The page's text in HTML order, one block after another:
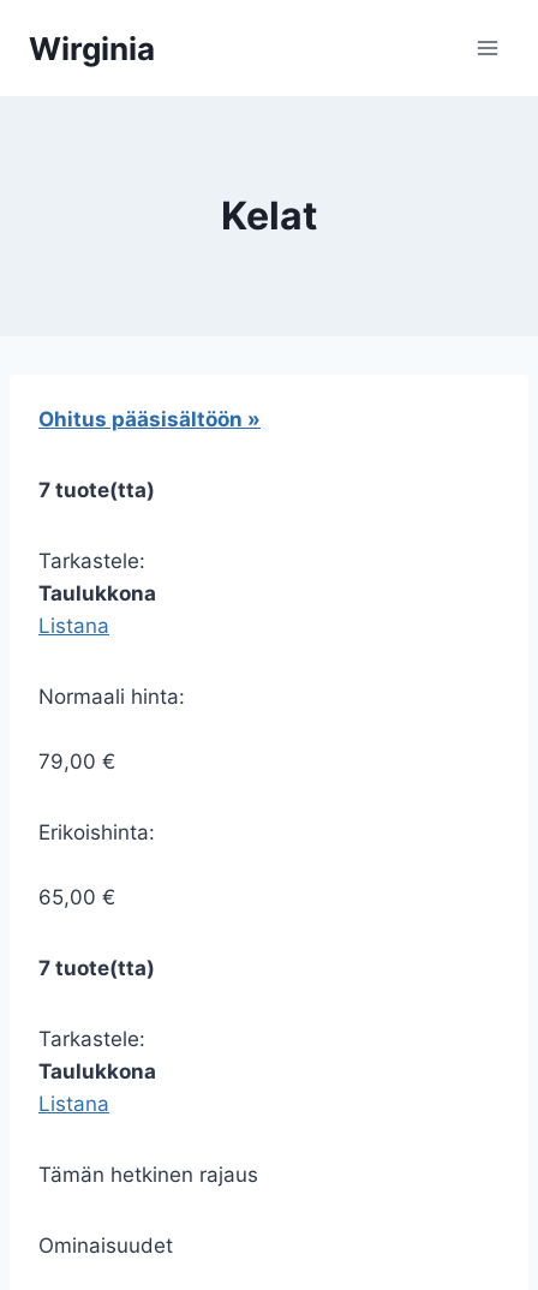
sisältöön
Wirginia
Kelat
Ohitus pääsisältöön »
7 tuote(tta)
Tarkastele:
Taulukkona
Listana
Normaali hinta:
79,00 €
Erikoishinta:
65,00 €
7 tuote(tta)
Tarkastele:
Taulukkona
Listana
Tämän hetkinen rajaus
Ominaisuudet